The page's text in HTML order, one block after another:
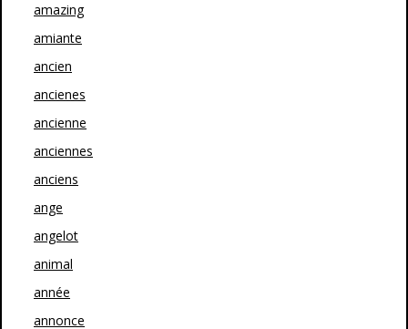
amazing
amiante
ancien
ancienes
ancienne
anciennes
anciens
ange
angelot
animal
année
annonce